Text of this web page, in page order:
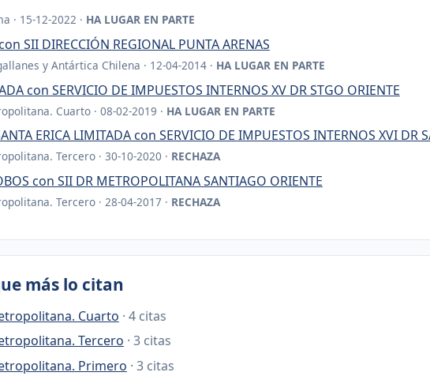
· 15-12-2022 · HA LUGAR EN PARTE
SII DIRECCIÓN REGIONAL PUNTA ARENAS
y Antártica Chilena · 12-04-2014 · HA LUGAR EN PARTE
con SERVICIO DE IMPUESTOS INTERNOS XV DR STGO ORIENTE
Cuarto · 08-02-2019 · HA LUGAR EN PARTE
ERICA LIMITADA con SERVICIO DE IMPUESTOS INTERNOS XVI DR
Tercero · 30-10-2020 · RECHAZA
con SII DR METROPOLITANA SANTIAGO ORIENTE
Tercero · 28-04-2017 · RECHAZA
más lo citan
Cuarto · 4 citas
Tercero · 3 citas
Primero · 3 citas